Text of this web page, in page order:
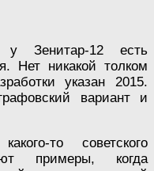
у Зенитар-12 есть
Нет никакой толком
указан 2015.
вариант и
то советского
примеры, когда